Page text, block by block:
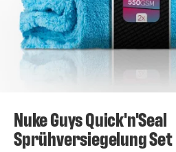
Nuke Guys Quick'n'Seal
Sprühversiegelung Set